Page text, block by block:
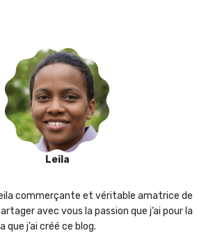
Leila
commerçante et véritable amatrice de
avec vous la passion que j‘ai pour la
que j’ai créé ce blog.